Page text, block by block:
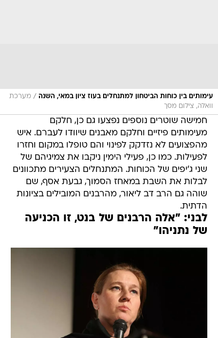
עימותים בין כוחות הביטחון למתנחלים בעוז ציון במאי, השנה / מערכת
וואלה, צילום מסך
חמישה שוטרים נוספים נפצעו גם כן, חלקם
מעימותים פיזיים וחלקם מאבנים שיוודו לעברם. איש
מהפצועים לא נזדקק לפינוי והם טופלו במקום וחזרו
לפעילות. כמו כן, פעילי הימין ניקבו את צמיגיהם של
שני ג'יפים של הכוחות. המתנחלים הצעירים מתכוונים
לבלות את השבת במאחז הסמוך, גבעת אסף, שם
שוהה גם הרב דב ליאור, מהרבנים המובילים בציונות
הדתית.
לבני: "אלה הרבנים של בנט, זו הכניעה
של נתניהו"